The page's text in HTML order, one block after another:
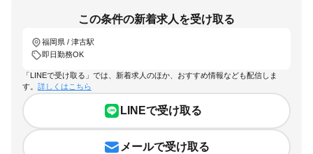
この条件の新着求人を受け取る
福岡県 / 津古駅
即日勤務OK
「LINEで受け取る」では、新着求人のほか、おすすめ情報なども配信しま
す。 詳しくはこちら
LINEで受け取る
メールで受け取る